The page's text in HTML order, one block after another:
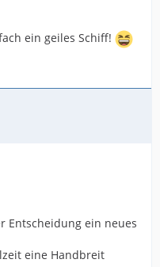
ein geiles Schiff!
Entscheidung ein neues
eine Handbreit